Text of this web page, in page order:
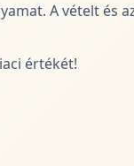
A vételt és
értékét!